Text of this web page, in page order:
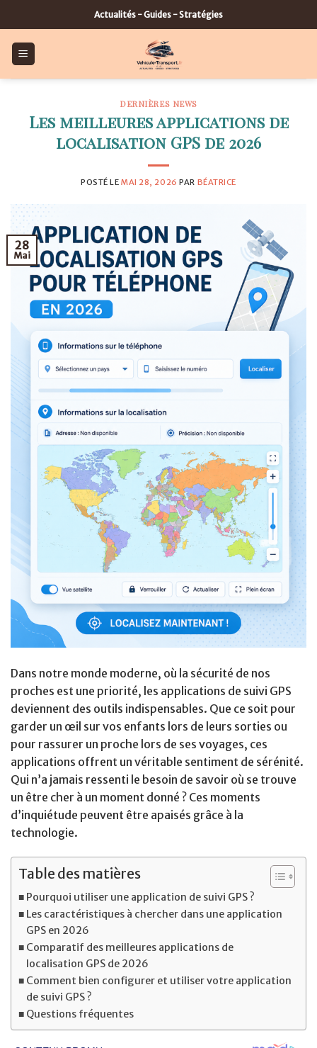
to
content
Actualités - Guides - Stratégies
DERNIÈRES NEWS
Les meilleures applications de
localisation GPS de 2026
POSTÉ LE MAI 28, 2026 PAR BÉATRICE
28
Mai
Dans notre monde moderne, où la sécurité de nos
proches est une priorité, les applications de suivi GPS
deviennent des outils indispensables. Que ce soit pour
garder un œil sur vos enfants lors de leurs sorties ou
pour rassurer un proche lors de ses voyages, ces
applications offrent un véritable sentiment de sérénité.
Qui n’a jamais ressenti le besoin de savoir où se trouve
un être cher à un moment donné ? Ces moments
d’inquiétude peuvent être apaisés grâce à la
technologie.
Table des matières
Pourquoi utiliser une application de suivi GPS ?
Les caractéristiques à chercher dans une application
GPS en 2026
Comparatif des meilleures applications de
localisation GPS de 2026
Comment bien configurer et utiliser votre application
de suivi GPS ?
Questions fréquentes